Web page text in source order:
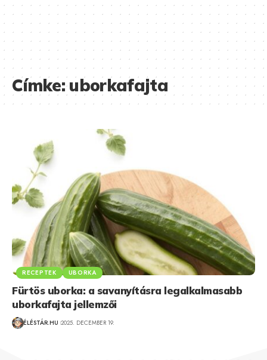
Címke:uborkafajta
RECEPTEK UBORKA
Fürtös uborka: a savanyításra legalkalmasabb
uborkafajta jellemzői
ÉLÉSTÁR.HU 2025. DECEMBER 19.